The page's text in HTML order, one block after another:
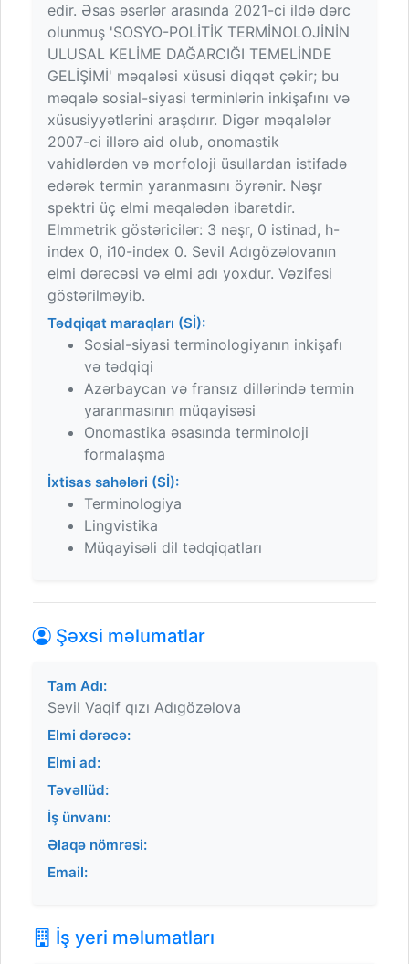
edir. Əsas əsərlər arasında 2021-ci ildə dərc
olunmuş 'SOSYO-POLİTİK TERMİNOLOJİNİN
ULUSAL KELİME DAĞARCIĞI TEMELİNDE
GELİŞİMİ' məqaləsi xüsusi diqqət çəkir; bu
məqalə sosial-siyasi terminlərin inkişafını və
xüsusiyyətlərini araşdırır. Digər məqalələr
2007-ci illərə aid olub, onomastik
vahidlərdən və morfoloji üsullardan istifadə
edərək termin yaranmasını öyrənir. Nəşr
spektri üç elmi məqalədən ibarətdir.
Elmmetrik göstəricilər: 3 nəşr, 0 istinad, h-
index 0, i10-index 0. Sevil Adıgözəlovanın
elmi dərəcəsi və elmi adı yoxdur. Vəzifəsi
göstərilməyib.
Tədqiqat maraqları (Sİ):
Sosial-siyasi terminologiyanın inkişafı
və tədqiqi
Azərbaycan və fransız dillərində termin
yaranmasının müqayisəsi
Onomastika əsasında terminoloji
formalaşma
İxtisas sahələri (Sİ):
Terminologiya
Lingvistika
Müqayisəli dil tədqiqatları
Şəxsi məlumatlar
Tam Adı:
Sevil Vaqif qızı Adıgözəlova
Elmi dərəcə:
Elmi ad:
Təvəllüd:
İş ünvanı:
Əlaqə nömrəsi:
Email:
İş yeri məlumatları